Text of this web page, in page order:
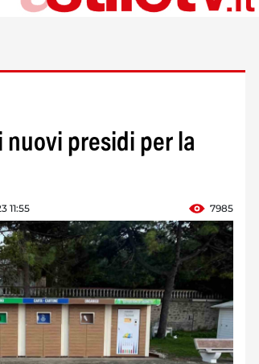
presidi per la
11:55 7985